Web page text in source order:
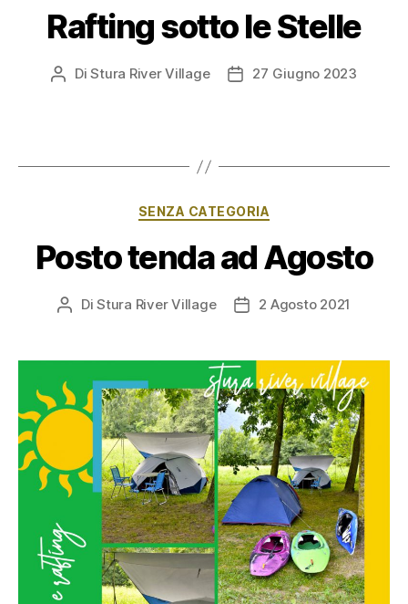
Rafting sotto le Stelle
Autore
DiStura River Village
Data27 Giugno 2023
Categorie
SENZA CATEGORIA
Posto tenda ad Agosto
Autore
DiStura River Village
Data2 Agosto 2021